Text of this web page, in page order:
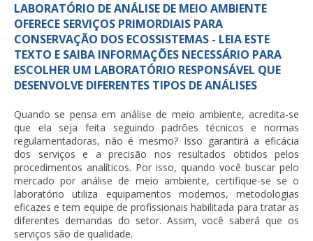
LABORATÓRIO DE ANÁLISE DE MEIO AMBIENTE
OFERECE SERVIÇOS PRIMORDIAIS PARA
CONSERVAÇÃO DOS ECOSSISTEMAS - LEIA ESTE
TEXTO E SAIBA INFORMAÇÕES NECESSÁRIO PARA
ESCOLHER UM LABORATÓRIO RESPONSÁVEL QUE
DESENVOLVE DIFERENTES TIPOS DE ANÁLISES
Quando se pensa em análise de meio ambiente, acredita-se
que ela seja feita seguindo padrões técnicos e normas
regulamentadoras, não é mesmo? Isso garantirá a eficácia
dos serviços e a precisão nos resultados obtidos pelos
procedimentos analíticos. Por isso, quando você buscar pelo
mercado poranálise de meio ambiente, certifique-se se o
laboratório utiliza equipamentos modernos, metodologias
eficazes e tem equipe de profissionais habilitada para tratar as
diferentes demandas do setor. Assim, você saberá que os
serviços são de qualidade.